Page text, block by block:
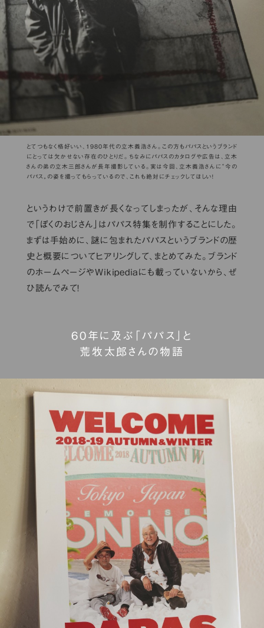
とてつもなく格好いい、1980年代の立木義浩さん。この方もパパスというブランド
にとっては欠かせない存在のひとりだ。ちなみにパパスのカタログや広告は、立木
さんの弟の立木三郎さんが長年撮影している。実は今回、立木義浩さんに〝今の
パパス〟の姿を撮ってもらっているので、これも絶対にチェックしてほしい！
というわけで前置きが長くなってしまったが、そんな理由
で「ぼくのおじさん」はパパス特集を制作することにした。
まずは手始めに、謎に包まれたパパスというブランドの歴
史と概要についてヒアリングして、まとめてみた。ブランド
のホームページやWikipediaにも載っていないから、ぜ
ひ読んでみて！
60年に及ぶ「パパス」と
荒牧太郎さんの物語